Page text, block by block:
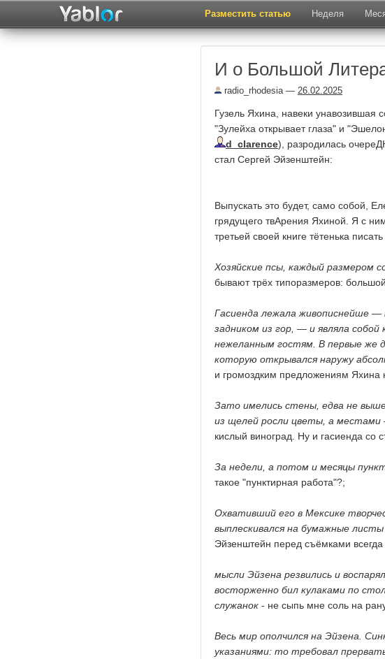
Разместить статью Неделя
И о Большой
radio_rhodesia— 26.02.2025
Гузель Яхина, навеки унавозившая
"Зулейха открывает глаза" и
d_clarence), разродилась
стал Сергей Эйзенштейн:
Выпускать это будет, само собой,
грядущего твАрения Яхиной. Я с
третьей своей книге тётенька
Хозяйские псы, каждый размером
бывают трёх типоразмеров:
Гасиенда лежала живописнейше —
задником из гор, — и являла
нежеланным гостям. В первые же
которую открывался наружу
и громоздким предложениям Яхина
Зато имелись стены, едва не
из щелей росли цветы, а местами
кислый виноград. Ну и гасиенда
За недели, а потом и месяцы
такое "пунктирная работа"?;
Охвативший его в Мексике
выплескивался на бумажные
Эйзенштейн перед съёмками всегда
мысли Эйзена резвились и
восторженно бил кулаками по
служанок - не сыпь мне соль на
Весь мир ополчился на Эйзена.
указаниями: то требовал